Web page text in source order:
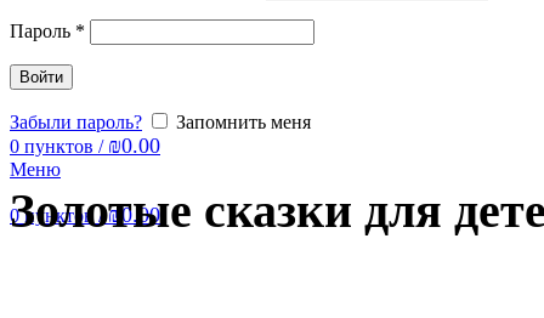
Пароль *
Войти
Забыли пароль?
Запомнить меня
0 пунктов / ₪0.00
Меню
0пунктов / ₪ 0.00
Золотые сказки для